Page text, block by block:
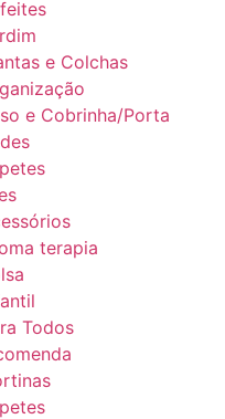
e Colchas
e Cobrinha/Porta
terapia
Todos